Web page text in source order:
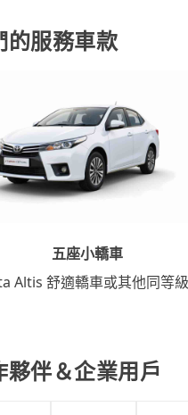
的服務車款
五座小轎車
Altis 舒適轎車或其他同等
夥伴＆企業用戶